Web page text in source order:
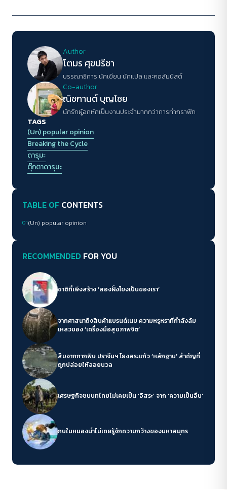
Author
โตมร ศุขปรีชา
บรรณาธิการ นักเขียน นักแปล และคอลัมนิสต์
Co-author
ณิชกานต์ บุญไชย
นักรักผู้อกหักเป็นงานประจำมากกว่าการทำกราฟิก
TAGS
(Un) popular opinion
Breaking the Cycle
ดารุมะ
ตุ๊กตาดารุมะ
TABLE OF CONTENTS
01(Un) popular opinion
RECOMMENDED FOR YOU
ชาติที่เพิ่งสร้าง ‘สองฝั่งโขงเป็นของเรา’
จากศาสนาถึงสินค้าแบรนด์เนม ความหรูหราที่กำลังล้ม
เหลวของ ‘เครื่องมือสุขภาพจิต’
สืบจากกากพิษ ปราจีนฯ โยงสระแก้ว ‘หลักฐาน’ สำคัญที่
ถูกปล่อยให้ลอยนวล
เศรษฐกิจชนบทไทยไม่เคยเป็น ‘อิสระ’ จาก ‘ความเป็นอื่น’
กบในหนองน้ำไม่เคยรู้จักความกว้างของมหาสมุทร